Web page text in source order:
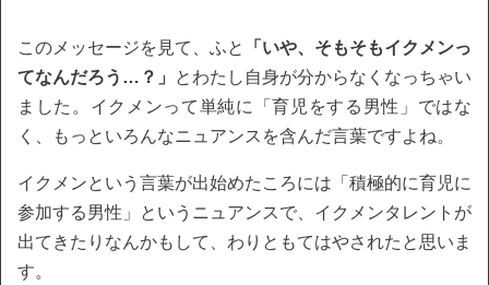
このメッセージを見て、ふと
「いや、そもそもイクメンっ
てなんだろう…？」
とわたし自身が分からなくなっちゃい
ました。イクメンって単純に「育児をする男性」ではな
く、もっといろんなニュアンスを含んだ言葉ですよね。
イクメンという言葉が出始めたころには「積極的に育児に
参加する男性」というニュアンスで、イクメンタレントが
出てきたりなんかもして、わりともてはやされたと思いま
す。